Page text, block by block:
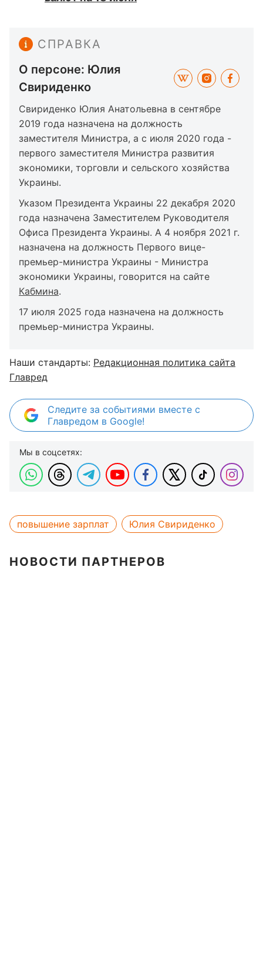
СПРАВКА
О персоне: Юлия
Свириденко
Свириденко Юлия Анатольевна в сентябре
2019 года назначена на должность
заместителя Министра, а с июля 2020 года -
первого заместителя Министра развития
экономики, торговли и сельского хозяйства
Украины.
Указом Президента Украины 22 декабря 2020
года назначена Заместителем Руководителя
Офиса Президента Украины. А 4 ноября 2021 г.
назначена на должность Первого вице-
премьер-министра Украины - Министра
экономики Украины, говорится на сайте
Кабмина.
17 июля 2025 года назначена на должность
премьер-министра Украины.
Наши стандарты: Редакционная политика сайта
Главред
Следите за событиями вместе с
Главредом в Google!
Мы в соцсетях:
повышение зарплат Юлия Свириденко
НОВОСТИ ПАРТНЕРОВ